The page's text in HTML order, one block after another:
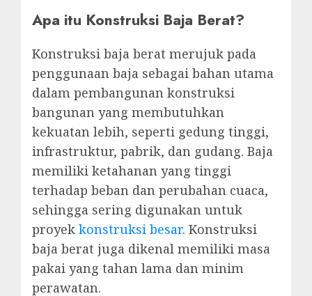
Apa itu Konstruksi Baja Berat?
Konstruksi baja berat merujuk pada
penggunaan baja sebagai bahan utama
dalam pembangunan konstruksi
bangunan yang membutuhkan
kekuatan lebih, seperti gedung tinggi,
infrastruktur, pabrik, dan gudang. Baja
memiliki ketahanan yang tinggi
terhadap beban dan perubahan cuaca,
sehingga sering digunakan untuk
proyek konstruksi besar. Konstruksi
baja berat juga dikenal memiliki masa
pakai yang tahan lama dan minim
perawatan.